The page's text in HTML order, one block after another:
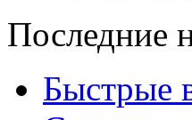
Последние
Быстрые